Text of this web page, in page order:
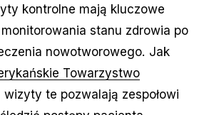
kontrolne mają kluczowe
stanu zdrowia po
nowotworowego. Jak
Towarzystwo
wizyty te pozwalają zespołowi